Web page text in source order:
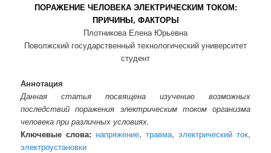
ПОРАЖЕНИЕ ЧЕЛОВЕКА ЭЛЕКТРИЧЕСКИМ ТОКОМ:
ПРИЧИНЫ, ФАКТОРЫ
Плотникова Елена Юрьевна
Поволжский государственный технологический университет
студент
Аннотация
Данная статья посвящена изучению возможных
последствий поражения электрическим током организма
человека при различных условиях.
Ключевые слова: напряжение, травма, электрический ток,
электроустановки